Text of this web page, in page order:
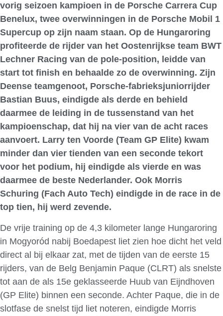
vorig seizoen kampioen in de Porsche Carrera Cup
Benelux, twee overwinningen in de Porsche Mobil 1
Supercup op zijn naam staan. Op de Hungaroring
profiteerde de rijder van het Oostenrijkse team BWT
Lechner Racing van de pole-position, leidde van
start tot finish en behaalde zo de overwinning. Zijn
Deense teamgenoot, Porsche-fabrieksjuniorrijder
Bastian Buus, eindigde als derde en behield
daarmee de leiding in de tussenstand van het
kampioenschap, dat hij na vier van de acht races
aanvoert. Larry ten Voorde (Team GP Elite) kwam
minder dan vier tienden van een seconde tekort
voor het podium, hij eindigde als vierde en was
daarmee de beste Nederlander. Ook Morris
Schuring (Fach Auto Tech) eindigde in de race in de
top tien, hij werd zevende.
De vrije training op de 4,3 kilometer lange Hungaroring
in Mogyoród nabij Boedapest liet zien hoe dicht het veld
direct al bij elkaar zat, met de tijden van de eerste 15
rijders, van de Belg Benjamin Paque (CLRT) als snelste
tot aan de als 15e geklasseerde Huub van Eijndhoven
(GP Elite) binnen een seconde. Achter Paque, die in de
slotfase de snelst tijd liet noteren, eindigde Morris